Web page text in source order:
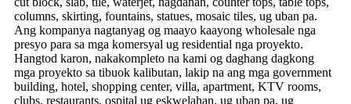
columns, skirting, fountains, statues, mosaic tiles, ug uban pa.
Ang kompanya nagtanyag og maayo kaayong wholesale nga
presyo para sa mga komersyal ug residential nga proyekto.
Hangtod karon, nakakompleto na kami og daghang dagkong
mga proyekto sa tibuok kalibutan, lakip na ang mga government
building, hotel, shopping center, villa, apartment, KTV rooms,
clubs, restaurants, ospital ug eskwelahan, ug uban pa, ug